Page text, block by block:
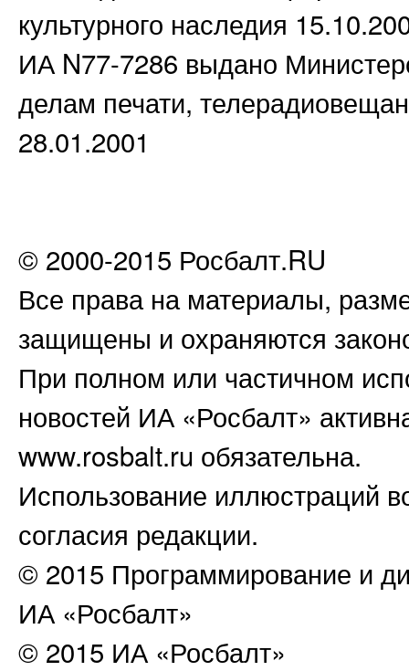
культурного наследия
ИА N77-7286 выдано
делам печати,
28.01.2001
© 2000-2015 Росбалт.RU
Все права на материалы,
защищены и охраняются
При полном или частичном
новостей ИА «Росбалт»
www.rosbalt.ru обязательна.
Использование иллюстраций
согласия редакции.
© 2015 Программирование и
ИА «Росбалт»
© 2015 ИА «Росбалт»